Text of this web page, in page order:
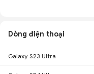
Dòng điện thoại
Galaxy S23 Ultra